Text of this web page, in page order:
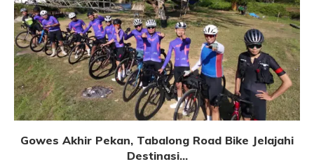
Gowes Akhir Pekan, Tabalong Road Bike Jelajahi
Destinasi...